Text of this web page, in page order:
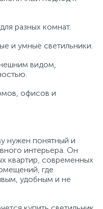
разных комнат.
и умные светильники.
видом,
офисов и
нужен понятный и
интерьера. Он
квартир, современных
где
удобным и не